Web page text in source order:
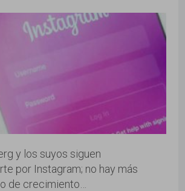
y los suyos siguen
por Instagram; no hay más
de crecimiento…